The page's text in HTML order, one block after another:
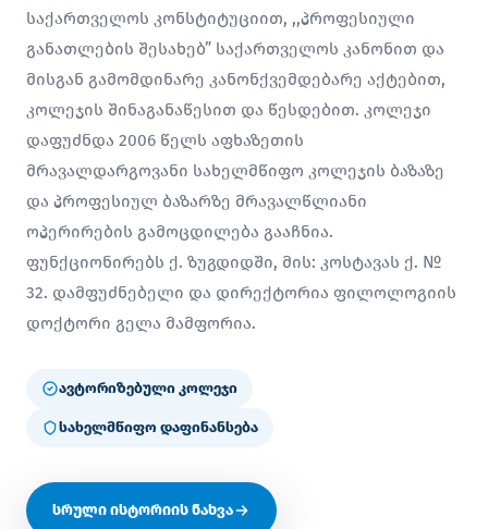
საქართველოს კონსტიტუციით, ,,პროფესიული
განათლების შესახებ” საქართველოს კანონით და
მისგან გამომდინარე კანონქვემდებარე აქტებით,
კოლეჯის შინაგანაწესით და წესდებით. კოლეჯი
დაფუძნდა 2006 წელს აფხაზეთის
მრავალდარგოვანი სახელმწიფო კოლეჯის ბაზაზე
და პროფესიულ ბაზარზე მრავალწლიანი
ოპერირების გამოცდილება გააჩნია.
ფუნქციონირებს ქ. ზუგდიდში, მის: კოსტავას ქ. №
32. დამფუძნებელი და დირექტორია ფილოლოგიის
დოქტორი გელა მამფორია.
ავტორიზებული კოლეჯი
სახელმწიფო დაფინანსება
სრული ისტორიის ნახვა